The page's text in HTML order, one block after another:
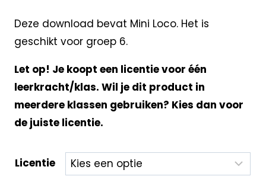
Deze download bevat Mini Loco. Het is
geschikt voor groep 6.
Let op! Je koopt een licentie voor één
leerkracht/klas. Wil je dit product in
meerdere klassen gebruiken? Kies dan voor
de juiste licentie.
Licentie